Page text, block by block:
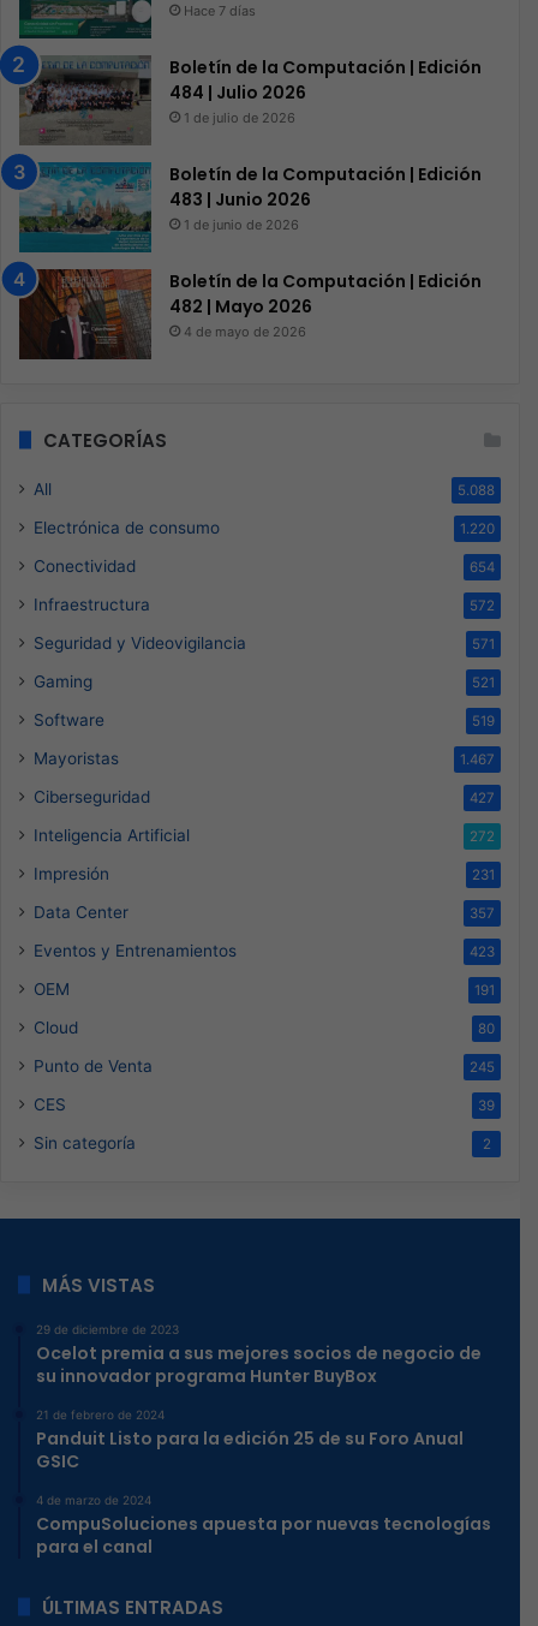
Hace 7 días
Boletín de la Computación | Edición
484 | Julio 2026
1 de julio de 2026
Boletín de la Computación | Edición
483 | Junio 2026
1 de junio de 2026
Boletín de la Computación | Edición
482 | Mayo 2026
4 de mayo de 2026
CATEGORÍAS
All 5.088
Electrónica de consumo 1.220
Conectividad 654
Infraestructura 572
Seguridad y Videovigilancia 571
Gaming 521
Software 519
Mayoristas 1.467
Ciberseguridad 427
Inteligencia Artificial 272
Impresión 231
Data Center 357
Eventos y Entrenamientos 423
OEM 191
Cloud 80
Punto de Venta 245
CES 39
Sin categoría 2
MÁS VISTAS
29 de diciembre de 2023
Ocelot premia a sus mejores socios de negocio de
su innovador programa Hunter BuyBox
21 de febrero de 2024
Panduit Listo para la edición 25 de su Foro Anual
GSIC
4 de marzo de 2024
CompuSoluciones apuesta por nuevas tecnologías
para el canal
ÚLTIMAS ENTRADAS